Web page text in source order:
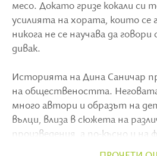
месо. Докато гризе кокали си
усилията на хората, които се
никога не се научава да
дивак.
Историята на Дина Саничар
на обществеността.
много автори и образът на
вълци, влиза в сюжета на
произведения, а по-късно и на
известните книги на тази